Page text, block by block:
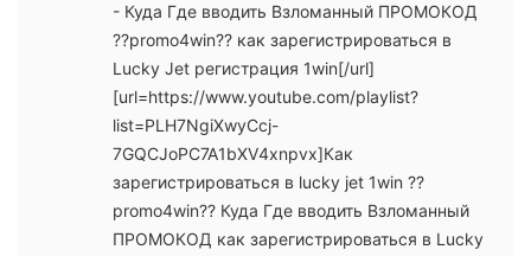
- Куда Где вводить Взломанный ПРОМОКОД
??promo4win?? как зарегистрироваться в
Lucky Jet регистрация 1win[/url]
[url=https://www.youtube.com/playlist?
list=PLH7NgiXwyCcj-
7GQCJoPC7A1bXV4xnpvx]Как
зарегистрироваться в lucky jet 1win ??
promo4win?? Куда Где вводить Взломанный
ПРОМОКОД как зарегистрироваться в Lucky